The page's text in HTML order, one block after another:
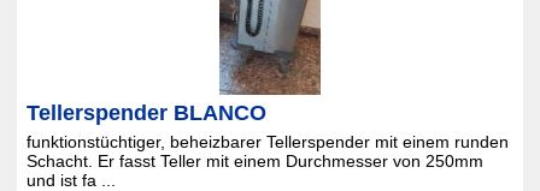
Tellerspender BLANCO
funktionstüchtiger, beheizbarer Tellerspender mit einem runden
Schacht. Er fasst Teller mit einem Durchmesser von 250mm
und ist fa ...